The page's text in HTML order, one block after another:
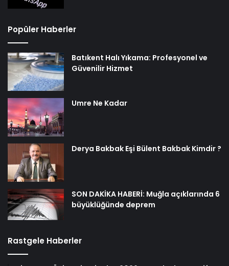
Popüler Haberler
Batıkent Halı Yıkama: Profesyonel ve
Güvenilir Hizmet
Umre Ne Kadar
Derya Bakbak Eşi Bülent Bakbak Kimdir ?
SON DAKİKA HABERİ: Muğla açıklarında 6
büyüklüğünde deprem
Rastgele Haberler